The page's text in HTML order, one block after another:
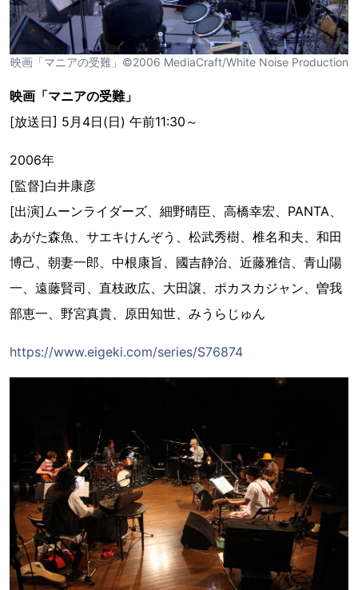
映画「マニアの受難」©2006 MediaCraft/White Noise Production
映画「マニアの受難」
[放送日] 5月4日(日) 午前11:30～
2006年
[監督]白井康彦
[出演]ムーンライダーズ、細野晴臣、高橋幸宏、PANTA、
あがた森魚、サエキけんぞう、松武秀樹、椎名和夫、和田
博己、朝妻一郎、中根康旨、國吉静治、近藤雅信、青山陽
一、遠藤賢司、直枝政広、大田譲、ポカスカジャン、曽我
部恵一、野宮真貴、原田知世、みうらじゅん
https://www.eigeki.com/series/S76874